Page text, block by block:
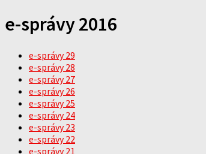
e-správy 2016
e-správy 29
e-správy 28
e-správy 27
e-správy 26
e-správy 25
e-správy 24
e-správy 23
e-správy 22
e-správy 21